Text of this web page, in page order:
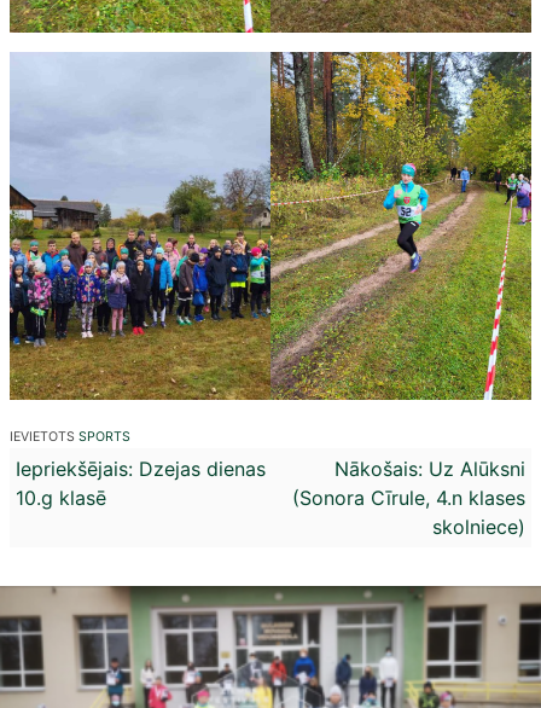
IEVIETOTS SPORTS
Ziņu
izvēlne
Iepriekšējais: Dzejas dienas
10.g klasē
Nākošais: Uz Alūksni
(Sonora Cīrule, 4.n klases
skolniece)